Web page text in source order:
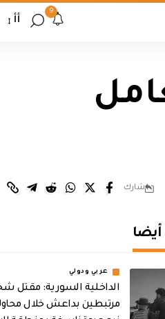
9
أأ
شارك
عربي ودولي
الداخلية السورية: مقتل
مرتبطين بداعش خلال